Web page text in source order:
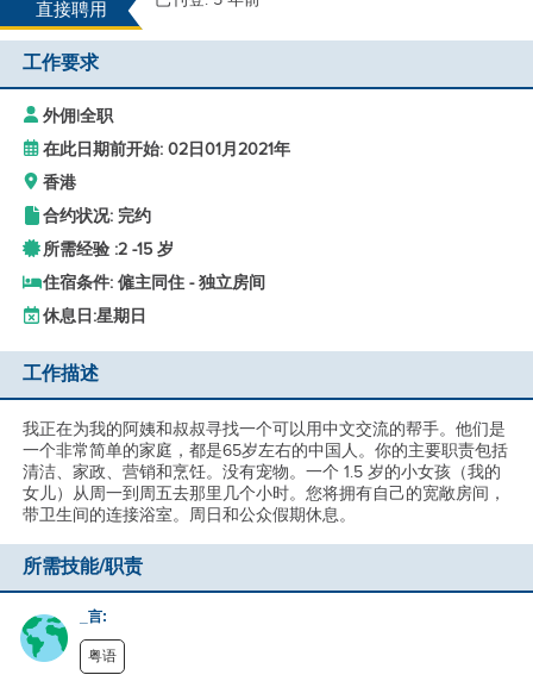
直接聘用
工作要求
外佣|全职
在此日期前开始: 02日01月2021年
香港
合约状况: 完约
所需经验 :2 -15 岁
住宿条件: 僱主同住 - 独立房间
休息日:星期日
工作描述
我正在为我的阿姨和叔叔寻找一个可以用中文交流的帮手。他们是
一个非常简单的家庭，都是65岁左右的中国人。你的主要职责包括
清洁、家政、营销和烹饪。没有宠物。一个 1.5 岁的小女孩（我的
女儿）从周一到周五去那里几个小时。您将拥有自己的宽敞房间，
带卫生间的连接浴室。周日和公众假期休息。
所需技能/职责
_言:
粤语